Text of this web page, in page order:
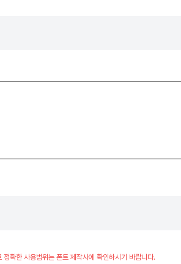
확한 사용범위는 폰트 제작사에 확인하시기 바랍니다.